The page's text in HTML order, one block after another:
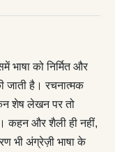
भाषा को निर्मित और
जाती है। रचनात्मक
शेष लेखन पर तो
कहन और शैली ही नहीं,
भी अंग्रेज़ी भाषा के